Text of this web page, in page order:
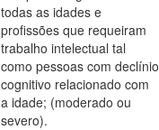
todas as idades e
profissões que requeiram
trabalho intelectual tal
como pessoas com declínio
cognitivo relacionado com
a idade; (moderado ou
severo).